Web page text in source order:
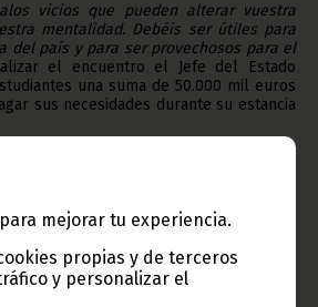
mejorar tu experiencia.
propias y de terceros
y personalizar el
vicios que pueden alterar vuestra
mentalidad. Debéis ser útiles para
del país y para ser provechosos para el
el encuentro el Jefe del Estado
una suma de 50.000 mil euros
sus necesidades durante su estancia
horas, Obiang Nguema Mbasogo también
a los lugares de interés de Accra,
y Transformación de Cacao y
un ramo de flores en el museo donde
del padre de la Independencia
oficial, el pasado viernes, S. E. Obiang
a Guinea Ecuatorial donde fue